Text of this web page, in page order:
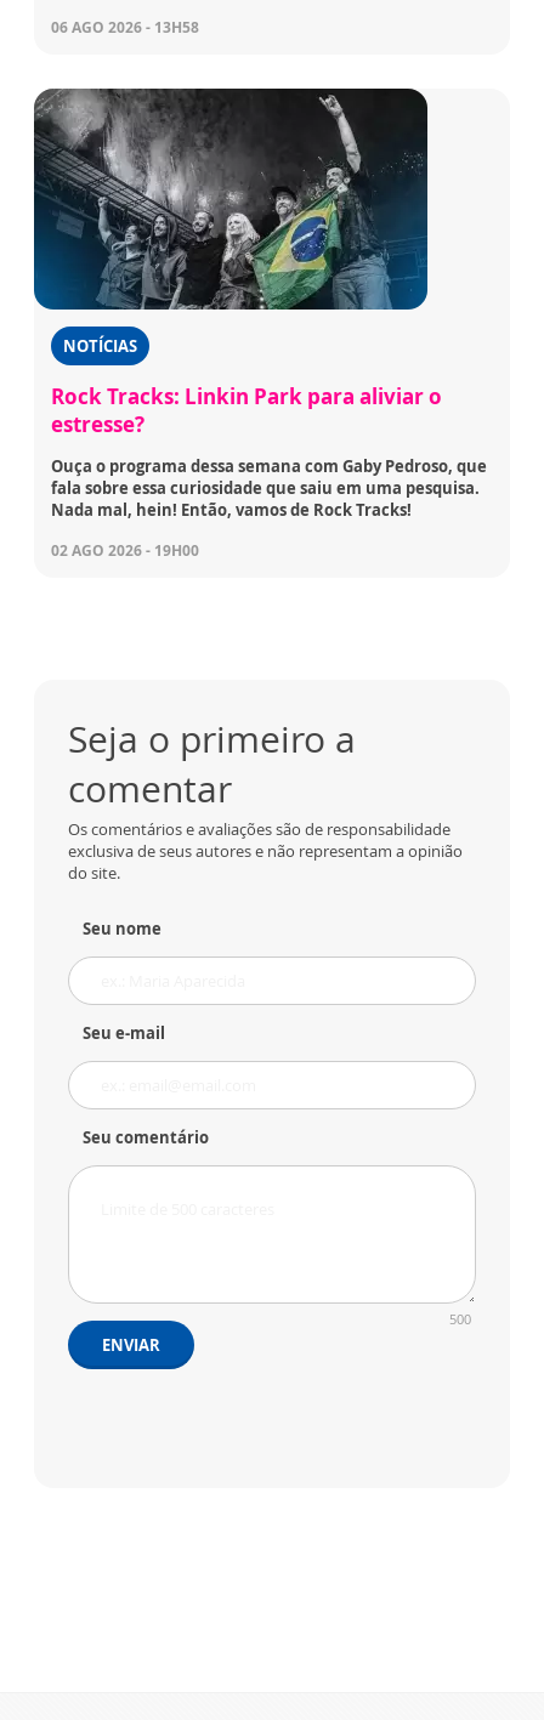
06 AGO 2026 - 13H58
NOTÍCIAS
Rock Tracks: Linkin Park para aliviar o
estresse?
Ouça o programa dessa semana com Gaby Pedroso, que
fala sobre essa curiosidade que saiu em uma pesquisa.
Nada mal, hein! Então, vamos de Rock Tracks!
02 AGO 2026 - 19H00
Seja o primeiro a
comentar
Os comentários e avaliações são de responsabilidade
exclusiva de seus autores e não representam a opinião
do site.
Seu nome
Seu e-mail
Seu comentário
500
ENVIAR